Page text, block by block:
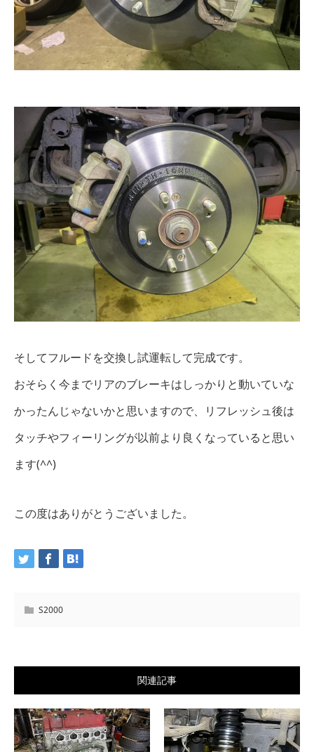
そしてフルードを交換し試運転して完成です。
おそらく今までリアのブレーキはしっかりと動いていな
かったんじゃないかと思いますので、リフレッシュ後は
タッチやフィーリングが以前より良くなっていると思い
ます(^^)
この度はありがとうございました。
S2000
関連記事